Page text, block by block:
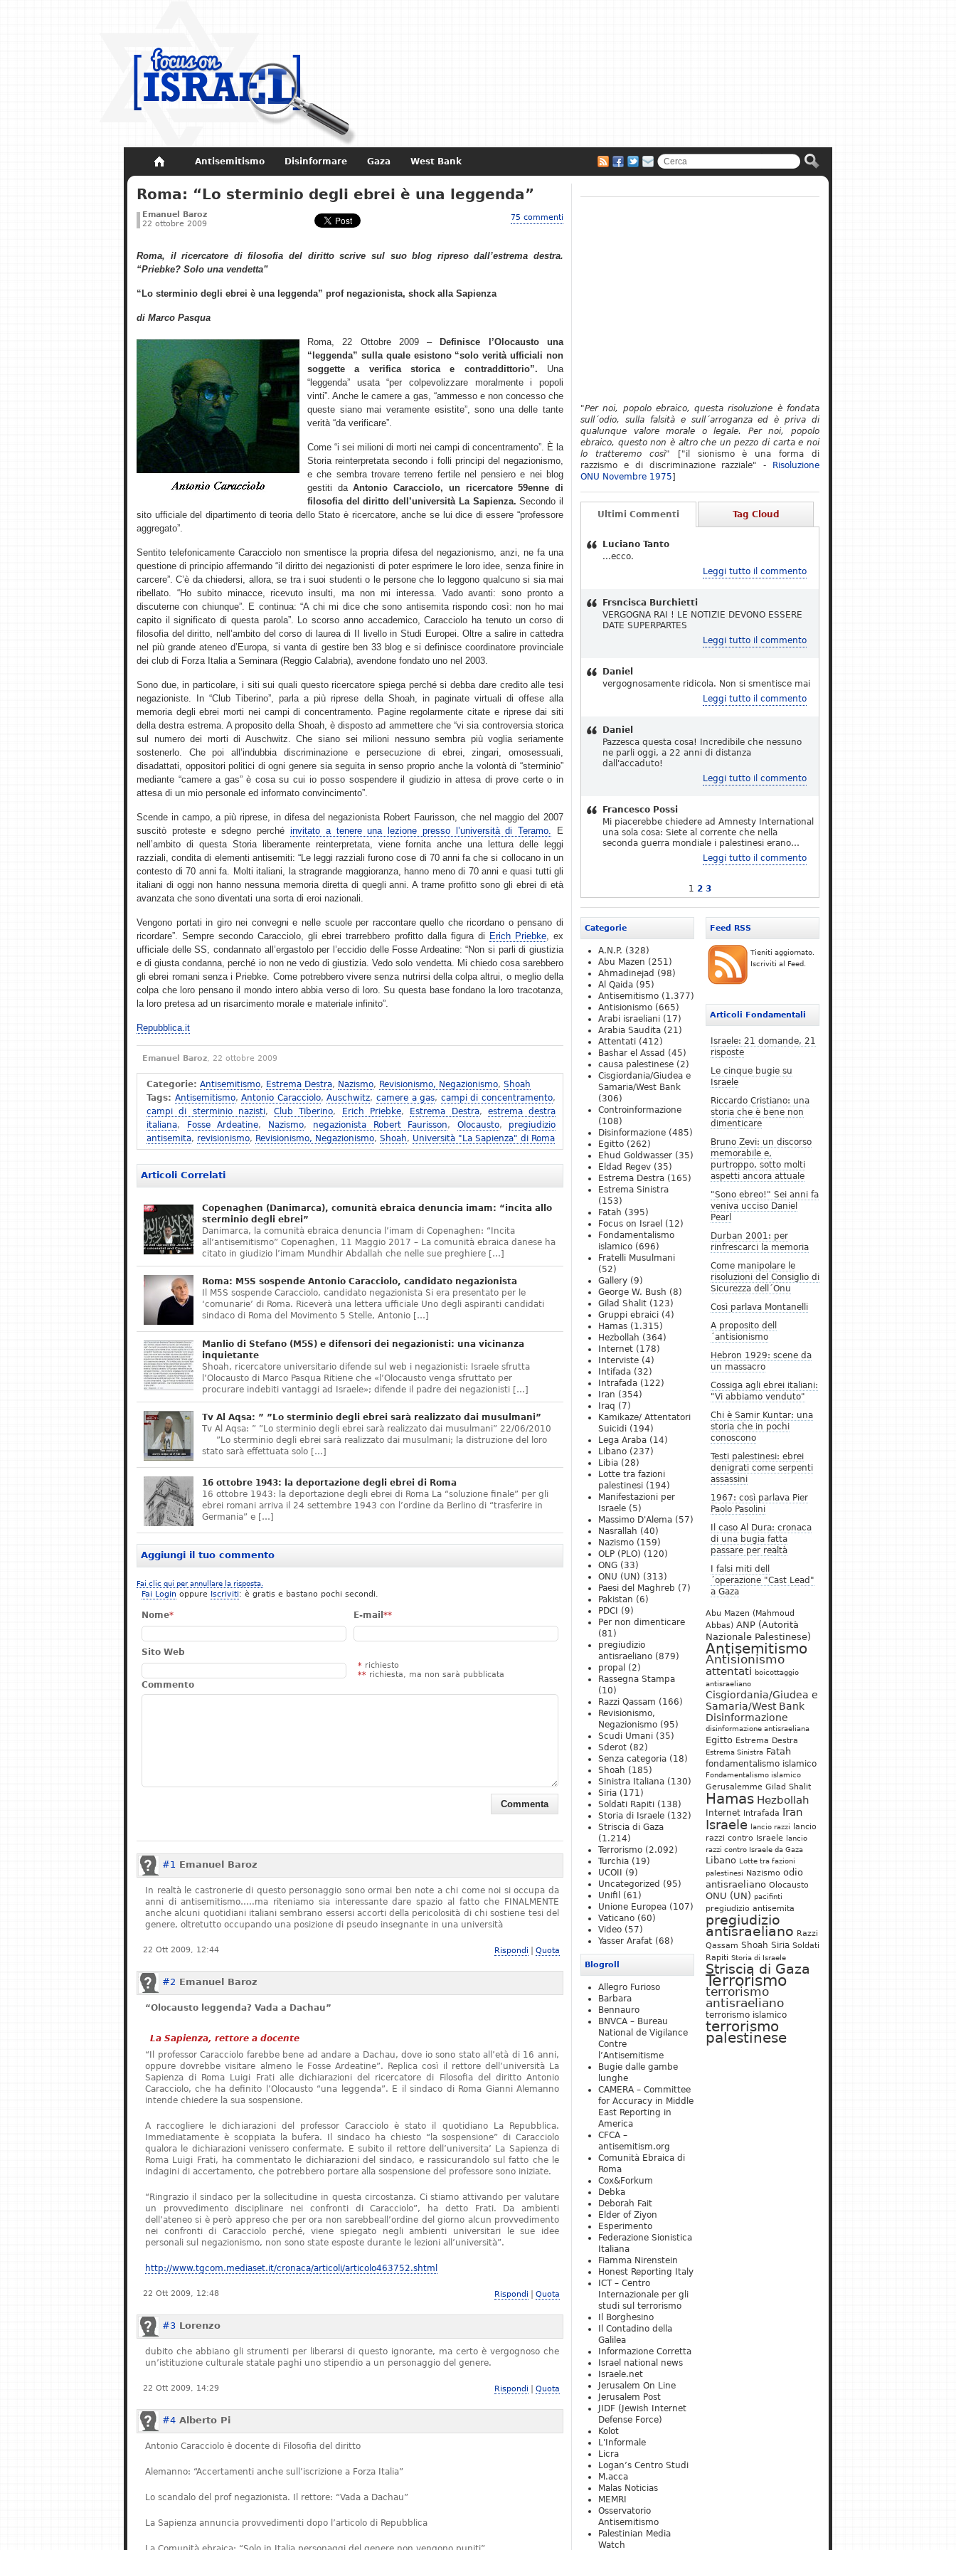
Antisemitismo Disinformare Gaza West Bank
Non dimenticare Storia di Israele
Roma: “Lo sterminio degli ebrei è una leggenda”
Emanuel Baroz
22 ottobre 2009
75 commenti
Roma, il ricercatore di filosofia del diritto scrive sul suo blog ripreso dall’estrema destra.
“Priebke? Solo una vendetta”
“Lo sterminio degli ebrei è una leggenda” prof negazionista, shock alla Sapienza
di Marco Pasqua
Roma, 22 Ottobre 2009 –
Definisce l’Olocausto una
“leggenda” sulla quale esistono “solo verità ufficiali non
soggette a verifica storica e contraddittorio”. Una
“leggenda” usata “per colpevolizzare moralmente i popoli
vinti”. Anche le camere a gas, “ammesso e non concesso che
queste siano mai veramente esistite”, sono una delle tante
verità “da verificare”.
Come “i sei milioni di morti nei campi di concentramento”. È la
Storia reinterpretata secondo i folli principi del negazionismo,
e che sembra trovare terreno fertile nel pensiero e nei blog
gestiti daAntonio Caracciolo, un ricercatore 59enne di
filosofia del diritto dell’università La Sapienza. Secondo il
sito ufficiale del dipartimento di teoria dello Stato è ricercatore, anche se lui dice di essere “professore
aggregato”.
Sentito telefonicamente Caracciolo non smentisce la propria difesa del negazionismo, anzi, ne fa una
questione di principio affermando “il diritto dei negazionisti di poter esprimere le loro idee, senza finire in
carcere”. C’è da chiedersi, allora, se tra i suoi studenti o le persone che lo leggono qualcuno si sia mai
ribellato. “Ho subito minacce, ricevuto insulti, ma non mi interessa. Vado avanti: sono pronto a
discuterne con chiunque”. E continua: “A chi mi dice che sono antisemita rispondo così: non ho mai
capito il significato di questa parola”. Lo scorso anno accademico, Caracciolo ha tenuto un corso di
filosofia del diritto, nell’ambito del corso di laurea di II livello in Studi Europei. Oltre a salire in cattedra
nel più grande ateneo d’Europa, si vanta di gestire ben 33 blog e si definisce coordinatore provinciale
dei club di Forza Italia a Seminara (Reggio Calabria), avendone fondato uno nel 2003.
Sono due, in particolare, i siti sui quali questo ricercatore spiega perché si debba dare credito alle tesi
negazioniste. In “Club Tiberino”, parla a più riprese della Shoah, in paginate virtuali di offese alla
memoria degli ebrei morti nei campi di concentramento. Pagine regolarmente citate e riprese dai siti
della destra estrema. A proposito della Shoah, è disposto ad ammettere che “vi sia controversia storica
sul numero dei morti di Auschwitz. Che siano sei milioni nessuno sembra più voglia seriamente
sostenerlo. Che poi all’indubbia discriminazione e persecuzione di ebrei, zingari, omosessuali,
disadattati, oppositori politici di ogni genere sia seguita in senso proprio anche la volontà di “sterminio”
mediante “camere a gas” è cosa su cui io posso sospendere il giudizio in attesa di prove certe o in
attesa di un mio personale ed informato convincimento”.
Scende in campo, a più riprese, in difesa del negazionista Robert Faurisson, che nel maggio del 2007
suscitò proteste e sdegno perché invitato a tenere una lezione presso l’università di Teramo. E
nell’ambito di questa Storia liberamente reinterpretata, viene fornita anche una lettura delle leggi
razziali, condita di elementi antisemiti: “Le leggi razziali furono cose di 70 anni fa che si collocano in un
contesto di 70 anni fa. Molti italiani, la stragrande maggioranza, hanno meno di 70 anni e quasi tutti gli
italiani di oggi non hanno nessuna memoria diretta di quegli anni. A trarne profitto sono gli ebrei di età
avanzata che sono diventati una sorta di eroi nazionali.
Vengono portati in giro nei convegni e nelle scuole per raccontare quello che ricordano o pensano di
ricordare”. Sempre secondo Caracciolo, gli ebrei trarrebbero profitto dalla figura di Erich Priebke, ex
ufficiale delle SS, condannato all’ergastolo per l’eccidio delle Fosse Ardeatine: “Non si parli di giustizia
e di giusta condanna, perché io non ne vedo di giustizia. Vedo solo vendetta. Mi chiedo cosa sarebbero
gli ebrei romani senza i Priebke. Come potrebbero vivere senza nutrirsi della colpa altrui, o meglio della
colpa che loro pensano il mondo intero abbia verso di loro. Su questa base fondano la loro tracotanza,
la loro pretesa ad un risarcimento morale e materiale infinito”.
Repubblica.it
Emanuel Baroz, 22 ottobre 2009
Categorie: Antisemitismo, Estrema Destra, Nazismo, Revisionismo, Negazionismo, Shoah
Tags: Antisemitismo,Antonio Caracciolo,Auschwitz,camere a gas, campi di concentramento,
campi di sterminio nazisti,Club Tiberino, Erich Priebke, Estrema Destra, estrema destra
italiana, Fosse Ardeatine, Nazismo, negazionista Robert Faurisson, Olocausto, pregiudizio
antisemita, revisionismo, Revisionismo, Negazionismo, Shoah, Università "La Sapienza" di Roma
Articoli Correlati
Copenaghen (Danimarca), comunità ebraica denuncia imam: “incita allo
sterminio degli ebrei”
Danimarca, la comunità ebraica denuncia l’imam di Copenaghen: “Incita
all’antisemitismo” Copenaghen, 11 Maggio 2017 – La comunità ebraica danese ha
citato in giudizio l’imam Mundhir Abdallah che nelle sue preghiere […]
Roma: M5S sospende Antonio Caracciolo, candidato negazionista
Il M5S sospende Caracciolo, candidato negazionista Si era presentato per le
‘comunarie’ di Roma. Riceverà una lettera ufficiale Uno degli aspiranti candidati
sindaco di Roma del Movimento 5 Stelle, Antonio […]
Manlio di Stefano (M5S) e difensori dei negazionisti: una vicinanza
inquietante
Shoah, ricercatore universitario difende sul web i negazionisti: Israele sfrutta
l’Olocausto di Marco Pasqua Ritiene che «l’Olocausto venga sfruttato per
procurare indebiti vantaggi ad Israele»; difende il padre dei negazionisti […]
Tv Al Aqsa: ” ”Lo sterminio degli ebrei sarà realizzato dai musulmani”
Tv Al Aqsa: ” ”Lo sterminio degli ebrei sarà realizzato dai musulmani” 22/06/2010
”Lo sterminio degli ebrei sarà realizzato dai musulmani; la distruzione del loro
stato sarà effettuata solo […]
16 ottobre 1943: la deportazione degli ebrei di Roma
16 ottobre 1943: la deportazione degli ebrei di Roma La “soluzione finale” per gli
ebrei romani arriva il 24 settembre 1943 con l’ordine da Berlino di “trasferire in
Germania” e […]
Aggiungi il tuo commento
Fai clic qui per annullare la risposta.
Fai Login oppure Iscriviti: è gratis e bastano pochi secondi.
Nome* E-mail **
Sito Web
* richiesto
** richiesta, ma non sarà pubblicata
Commento
#1 Emanuel Baroz
In realtà le castronerie di questo personaggio sono ormai ben note a chi come noi si occupa da
anni di antisemitismo…..ma riteniamo sia interessante dare spazio al fatto che FINALMENTE
anche alcuni quotidiani italiani sembrano essersi accorti della pericolosità di chi sostiene tesi del
genere, oltretutto occupando una posizione di pseudo insegnante in una università
22 Ott 2009, 12:44 Rispondi Quota
#2 Emanuel Baroz
“Olocausto leggenda? Vada a Dachau”
La Sapienza, rettore a docente
“Il professor Caracciolo farebbe bene ad andare a Dachau, dove io sono stato all’età di 16 anni,
oppure dovrebbe visitare almeno le Fosse Ardeatine”. Replica così il rettore dell’università La
Sapienza di Roma Luigi Frati alle dichiarazioni del ricercatore di Filosofia del diritto Antonio
Caracciolo, che ha definito l’Olocausto “una leggenda”. E il sindaco di Roma Gianni Alemanno
intende chiedere la sua sospensione.
A raccogliere le dichiarazioni del professor Caracciolo è stato il quotidiano La Repubblica.
Immediatamente è scoppiata la bufera. Il sindaco ha chiesto “la sospensione” di Caracciolo
qualora le dichiarazioni venissero confermate. E subito il rettore dell’universita’ La Sapienza di
Roma Luigi Frati, ha commentato le dichiarazioni del sindaco, e rassicurandolo sul fatto che le
indagini di accertamento, che potrebbero portare alla sospensione del professore sono iniziate.
“Ringrazio il sindaco per la sollecitudine in questa circostanza. Ci stiamo attivando per valutare
un provvedimento disciplinare nei confronti di Caracciolo”, ha detto Frati. Da ambienti
dell’ateneo si è però appreso che per ora non sarebbeall’ordine del giorno alcun provvedimento
nei confronti di Caracciolo perché, viene spiegato negli ambienti universitari le sue idee
personali sul negazionismo, non sono state esposte durante le lezioni all’università”.
http://www.tgcom.mediaset.it/cronaca/articoli/articolo463752.shtml
22 Ott 2009, 12:48 Rispondi Quota
#3 Lorenzo
dubito che abbiano gli strumenti per liberarsi di questo ignorante, ma certo è vergognoso che
un’istituzione culturale statale paghi uno stipendio a un personaggio del genere.
22 Ott 2009, 14:29 Rispondi Quota
#4 Alberto Pi
Antonio Caracciolo è docente di Filosofia del diritto
Alemanno: “Accertamenti anche sull’iscrizione a Forza Italia”
Lo scandalo del prof negazionista. Il rettore: “Vada a Dachau”
La Sapienza annuncia provvedimenti dopo l’articolo di Repubblica
"Per noi, popolo ebraico, questa risoluzione è fondata
sull´odio, sulla falsità e sull´arroganza ed è priva di
qualunque valore morale o legale. Per noi, popolo
ebraico, questo non è altro che un pezzo di carta e noi
lo tratteremo così" ["il sionismo è una forma di
razzismo e di discriminazione razziale" -
Risoluzione
ONU Novembre 1975]
Ultimi Commenti Tag Cloud
Luciano Tanto
...ecco.
Leggi tutto il commento
Frsncisca Burchietti
VERGOGNA RAI ! LE NOTIZIE DEVONO ESSERE
DATE SUPERPARTES
Leggi tutto il commento
Daniel
vergognosamente ridicola. Non si smentisce mai
Leggi tutto il commento
Daniel
Pazzesca questa cosa! Incredibile che nessuno
ne parli oggi, a 22 anni di distanza
dall'accaduto!
Leggi tutto il commento
Francesco Possi
Mi piacerebbe chiedere ad Amnesty International
una sola cosa: Siete al corrente che nella
seconda guerra mondiale i palestinesi erano…
Leggi tutto il commento
1 2 3
Feed RSS
Tieniti aggiornato.
Iscriviti al Feed.
Articoli Fondamentali
Israele: 21 domande, 21
risposte
Le cinque bugie su
Israele
Riccardo Cristiano: una
storia che è bene non
dimenticare
Bruno Zevi: un discorso
memorabile e,
purtroppo, sotto molti
aspetti ancora attuale
"Sono ebreo!" Sei anni fa
veniva ucciso Daniel
Pearl
Durban 2001: per
rinfrescarci la memoria
Come manipolare le
risoluzioni del Consiglio di
Sicurezza dell´Onu
Così parlava Montanelli
A proposito dell
´antisionismo
Hebron 1929: scene da
un massacro
Cossiga agli ebrei italiani:
"Vi abbiamo venduto"
Chi è Samir Kuntar: una
storia che in pochi
conoscono
Testi palestinesi: ebrei
denigrati come serpenti
assassini
1967: così parlava Pier
Paolo Pasolini
Il caso Al Dura: cronaca
di una bugia fatta
passare per realtà
I falsi miti dell
´operazione "Cast Lead"
a Gaza
Abu Mazen (Mahmoud
Abbas) ANP (Autorità
Nazionale Palestinese)
Antisemitismo
Antisionismo
attentati boicottaggio
antisraeliano
Cisgiordania/Giudea e
Samaria/West Bank
Disinformazione
disinformazione antisraeliana
Egitto Estrema Destra
Estrema Sinistra Fatah
fondamentalismo islamico
Fondamentalismo islamico
Gerusalemme Gilad Shalit
Hamas Hezbollah
Internet Intrafada Iran
Israele lancio razzi
lancio
razzi contro Israele lancio
razzi contro Israele da Gaza
Libano Lotte tra fazioni
palestinesi Nazismo odio
antisraeliano Olocausto
ONU (UN) pacifinti
pregiudizio antisemita
pregiudizio
antisraeliano Razzi
Qassam Shoah Siria Soldati
Rapiti Storia di Israele
Striscia di Gaza
Terrorismo
terrorismo
antisraeliano
terrorismo islamico
terrorismo
palestinese
Categorie
A.N.P. (328)
Abu Mazen (251)
Ahmadinejad (98)
Al Qaida (95)
Antisemitismo (1.377)
Antisionismo (665)
Arabi israeliani (17)
Arabia Saudita (21)
Attentati (412)
Bashar el Assad (45)
causa palestinese (2)
Cisgiordania/Giudea e
Samaria/West Bank
(306)
Controinformazione
(108)
Disinformazione (485)
Egitto (262)
Ehud Goldwasser (35)
Eldad Regev (35)
Estrema Destra (165)
Estrema Sinistra
(153)
Fatah (395)
Focus on Israel (12)
Fondamentalismo
islamico (696)
Fratelli Musulmani
(52)
Gallery (9)
George W. Bush (8)
Gilad Shalit (123)
Gruppi ebraici (4)
Hamas (1.315)
Hezbollah (364)
Internet (178)
Interviste (4)
Intifada (32)
Intrafada (122)
Iran (354)
Iraq (7)
Kamikaze/ Attentatori
Suicidi (194)
Lega Araba (14)
Libano (237)
Libia (28)
Lotte tra fazioni
palestinesi (194)
Manifestazioni per
Israele (5)
Massimo D'Alema (57)
Nasrallah (40)
Nazismo (159)
OLP (PLO) (120)
ONG (33)
ONU (UN) (313)
Paesi del Maghreb (7)
Pakistan (6)
PDCI
(9)
Per non dimenticare
(81)
pregiudizio
antisraeliano (879)
propal (2)
Rassegna Stampa
(10)
Razzi Qassam (166)
Revisionismo,
Negazionismo (95)
Scudi Umani (35)
Sderot (82)
Senza categoria (18)
Shoah (185)
Sinistra Italiana (130)
Siria (171)
Soldati Rapiti (138)
Storia di Israele (132)
Striscia di Gaza
(1.214)
Terrorismo (2.092)
Turchia (19)
UCOII
(9)
Uncategorized (95)
Unifil
(61)
Unione Europea (107)
Vaticano (60)
Video (57)
Yasser Arafat (68)
Blogroll
Allegro Furioso
Barbara
Bennauro
BNVCA – Bureau
National de Vigilance
Contre
l’Antisemitisme
Bugie dalle gambe
lunghe
CAMERA – Committee
for Accuracy in Middle
East Reporting in
America
CFCA –
antisemitism.org
Comunità Ebraica di
Roma
Cox&Forkum
Debka
Deborah Fait
Elder of Ziyon
Esperimento
Federazione Sionistica
Italiana
Fiamma Nirenstein
Honest Reporting Italy
ICT – Centro
Internazionale per gli
studi sul terrorismo
Il Borghesino
Il Contadino della
Galilea
Informazione Corretta
Israel national news
Israele.net
Jerusalem On Line
Jerusalem Post
JIDF (Jewish Internet
Defense Force)
Kolot
L'Informale
Licra
Logan’s Centro Studi
M.acca
Malas Noticias
MEMRI
Osservatorio
Antisemitismo
Palestinian Media
Watch